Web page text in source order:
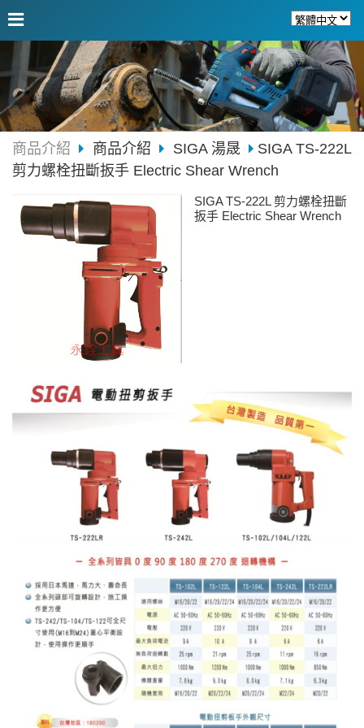
商品介紹 商品介紹 SIGA 湯晟
SIGA TS-222L
剪力螺栓扭斷扳手 Electric Shear Wrench
SIGA TS-222L 剪力螺栓扭斷
扳手 Electric Shear Wrench